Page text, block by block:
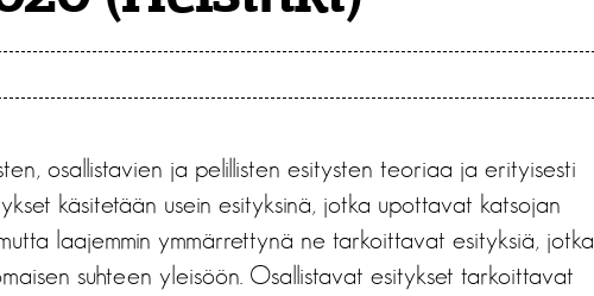
osallistavien ja pelillisten esitysten teoriaa ja erityisesti
käsitetään usein esityksinä, jotka upottavat katsojan
laajemmin ymmärrettynä ne tarkoittavat esityksiä, jotka
suhteen yleisöön. Osallistavat esitykset tarkoittavat